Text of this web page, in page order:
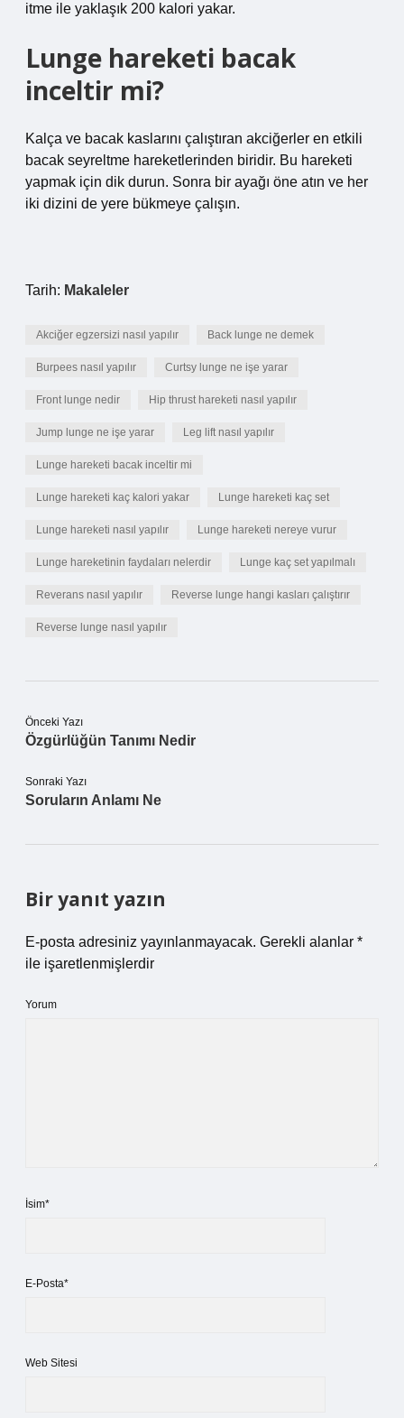
itme ile yaklaşık 200 kalori yakar.
Lunge hareketi bacak
inceltir mi?
Kalça ve bacak kaslarını çalıştıran akciğerler en etkili
bacak seyreltme hareketlerinden biridir. Bu hareketi
yapmak için dik durun. Sonra bir ayağı öne atın ve her
iki dizini de yere bükmeye çalışın.
Tarih: Makaleler
Akciğer egzersizi nasıl yapılır Back lunge ne demek
Burpees nasıl yapılır Curtsy lunge ne işe yarar
Front lunge nedir Hip thrust hareketi nasıl yapılır
Jump lunge ne işe yarar Leg lift nasıl yapılır
Lunge hareketi bacak inceltir mi
Lunge hareketi kaç kalori yakar Lunge hareketi kaç set
Lunge hareketi nasıl yapılır Lunge hareketi nereye vurur
Lunge hareketinin faydaları nelerdir Lunge kaç set yapılmalı
Reverans nasıl yapılır Reverse lunge hangi kasları çalıştırır
Reverse lunge nasıl yapılır
Önceki Yazı
Özgürlüğün Tanımı Nedir
Sonraki Yazı
Soruların Anlamı Ne
Bir yanıt yazın
E-posta adresiniz yayınlanmayacak. Gerekli alanlar *
ile işaretlenmişlerdir
Yorum
İsim*
E-Posta*
Web Sitesi